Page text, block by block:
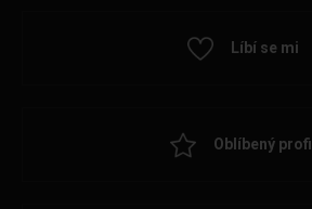
Líbí se mi
Oblíbený profil